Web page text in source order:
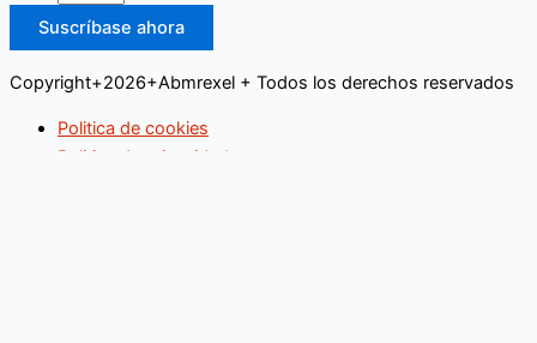
Suscríbase ahora
Copyright+2026+Abmrexel + Todos los derechos reservados
Politica de cookies
Politica de privacidad